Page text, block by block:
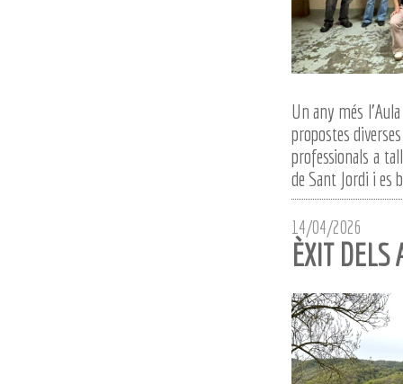
Un any més
propostes
professionals a
de Sant Jordi i es
14/04/2026
ÈXIT DELS